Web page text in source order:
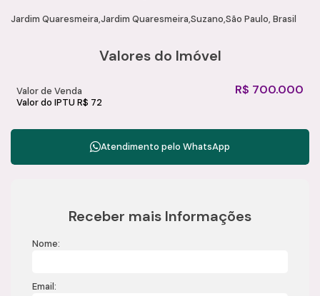
Jardim Quaresmeira Jardim Quaresmeira Suzano São Paulo, Brasil
Valores do Imóvel
R$ 700.000
Valor de Venda
Valor do IPTU R$ 72
Atendimento pelo WhatsApp
Receber mais Informações
Nome:
Email: